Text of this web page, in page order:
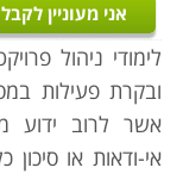
אני מעוניין
לימודי ניהול
ובקרת פעילות
אשר לרוב ידוע
אי-ודאות או